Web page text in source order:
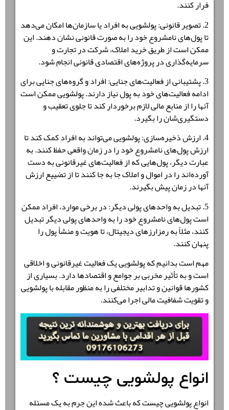
فرار کنند.
2. تصویر قانونی: پولشویی به افراد یا سازمان‌ها امکان می‌دهد
تا پول‌های نامشروع خود را به صورت قانونی نشان دهند. این
ممکن است از طریق خرید املاک، شرکت در تجارت و
سرمایه‌گذاری در پروژه‌های اقتصادی قانونی انجام شود.
3. پشتیبانی از فعالیت‌های جنایی: افراد و گروه‌های جنایی برای
ادامه فعالیت‌های خود به پول نیاز دارند. پولشویی ممکن است
آنها را از منابع مالی لازم برخوردار کند تا جلوی تعقیب و
دستگیری‌شان را بگیرد.
4. ارزش ذخیره‌سازی: پولشویی می‌تواند به افراد کمک کند تا
ارزش پول‌های نامشروع خود را در زمان واقعی حفظ کنند. به
عبارت دیگر، پول‌هایی که از فعالیت‌های غیرقانونی به دست
آورده‌اند را در اموال و املاک جا به جا کنند تا از تضییع ارزش
آنها در زمان پیش بگیرند.
5. تبدیل به واحد‌های پولی دیگر: در برخی موارد، افراد ممکن
است پول‌های نامشروع خود را به واحد‌های پولی دیگر تبدیل
کنند، مثلاً به رمزارزهای دیجیتال، تا هویت و منشأ پول را
پنهان کنند.
مهم است بدانیم که پولشویی یک فعالیت غیرقانونی و اخلاقی
است و به تأثیر مخربی بر جوامع و اقتصادها دارد. بسیاری از
کشورها قوانین و تدابیر مختلفی را به منظور مقابله با پولشویی
و تقویت شفافیت مالی اجرا می‌کنند.
انواع پولشویی چیست ؟
انواع پولشویی چیست که باعث شده این جرم به یک مسئله